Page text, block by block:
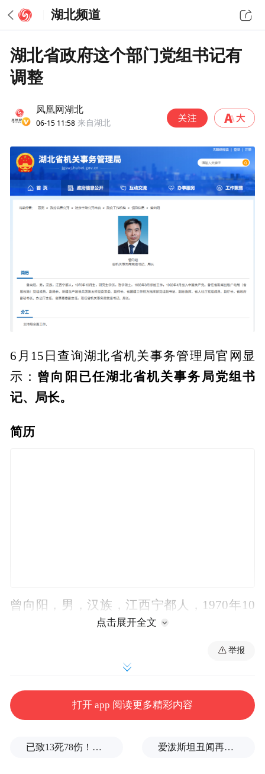
湖北频道
湖北省政府这个部门党组书记有
调整
凤凰网湖北
06-15 11:58 来自湖北
6月15日查询湖北省机关事务管理局官网显
示： 曾向阳已任湖北省机关事务局党组书
记、局长。
简历
曾向阳，男，汉族，江西宁都人，1970年10
月生，研究生学历，哲学硕士，1988年8月参
加工作，1992年4月加入中国共产党。曾任省
新闻出版广电局（省版权局）党组成员、副
副师长、省援疆工作前方指挥部党组副书
长，省政府副秘书长、办公厅主任、省禁毒
点击展开全文
举报
打开 app 阅读更多精彩内容
已致13死78伤！这是乌方对俄本土发动的最致命袭击之一 爱泼斯坦丑闻再曝新线索！美国顶级艺术学校爆70起性侵黑幕，近50名成年人被指控